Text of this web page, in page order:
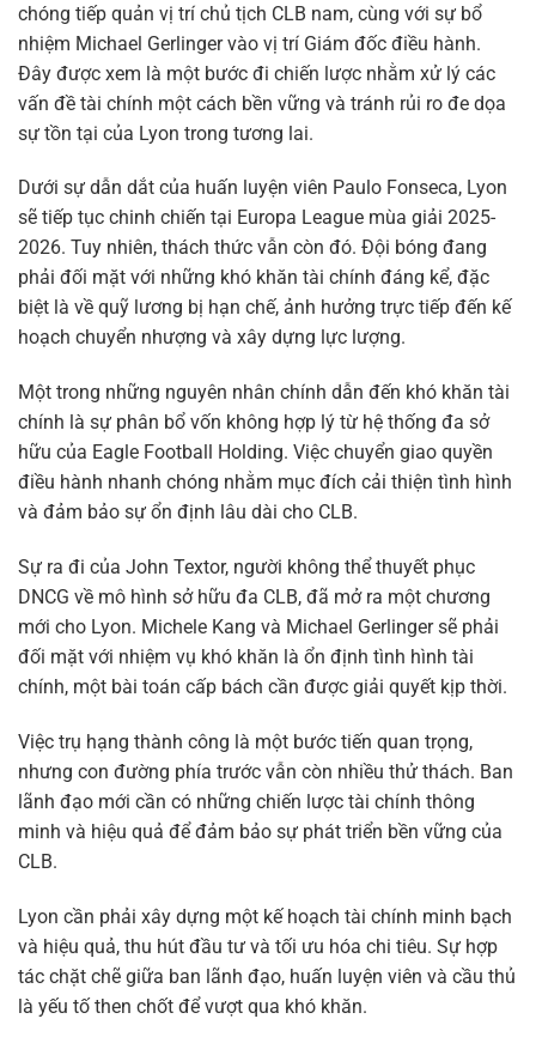
chóng tiếp quản vị trí chủ tịch CLB nam, cùng với sự bổ
nhiệm Michael Gerlinger vào vị trí Giám đốc điều hành.
Đây được xem là một bước đi chiến lược nhằm xử lý các
vấn đề tài chính một cách bền vững và tránh rủi ro đe dọa
sự tồn tại của Lyon trong tương lai.
Dưới sự dẫn dắt của huấn luyện viên Paulo Fonseca, Lyon
sẽ tiếp tục chinh chiến tại Europa League mùa giải 2025-
2026. Tuy nhiên, thách thức vẫn còn đó. Đội bóng đang
phải đối mặt với những khó khăn tài chính đáng kể, đặc
biệt là về quỹ lương bị hạn chế, ảnh hưởng trực tiếp đến kế
hoạch chuyển nhượng và xây dựng lực lượng.
Một trong những nguyên nhân chính dẫn đến khó khăn tài
chính là sự phân bổ vốn không hợp lý từ hệ thống đa sở
hữu của Eagle Football Holding. Việc chuyển giao quyền
điều hành nhanh chóng nhằm mục đích cải thiện tình hình
và đảm bảo sự ổn định lâu dài cho CLB.
Sự ra đi của John Textor, người không thể thuyết phục
DNCG về mô hình sở hữu đa CLB, đã mở ra một chương
mới cho Lyon. Michele Kang và Michael Gerlinger sẽ phải
đối mặt với nhiệm vụ khó khăn là ổn định tình hình tài
chính, một bài toán cấp bách cần được giải quyết kịp thời.
Việc trụ hạng thành công là một bước tiến quan trọng,
nhưng con đường phía trước vẫn còn nhiều thử thách. Ban
lãnh đạo mới cần có những chiến lược tài chính thông
minh và hiệu quả để đảm bảo sự phát triển bền vững của
CLB.
Lyon cần phải xây dựng một kế hoạch tài chính minh bạch
và hiệu quả, thu hút đầu tư và tối ưu hóa chi tiêu. Sự hợp
tác chặt chẽ giữa ban lãnh đạo, huấn luyện viên và cầu thủ
là yếu tố then chốt để vượt qua khó khăn.